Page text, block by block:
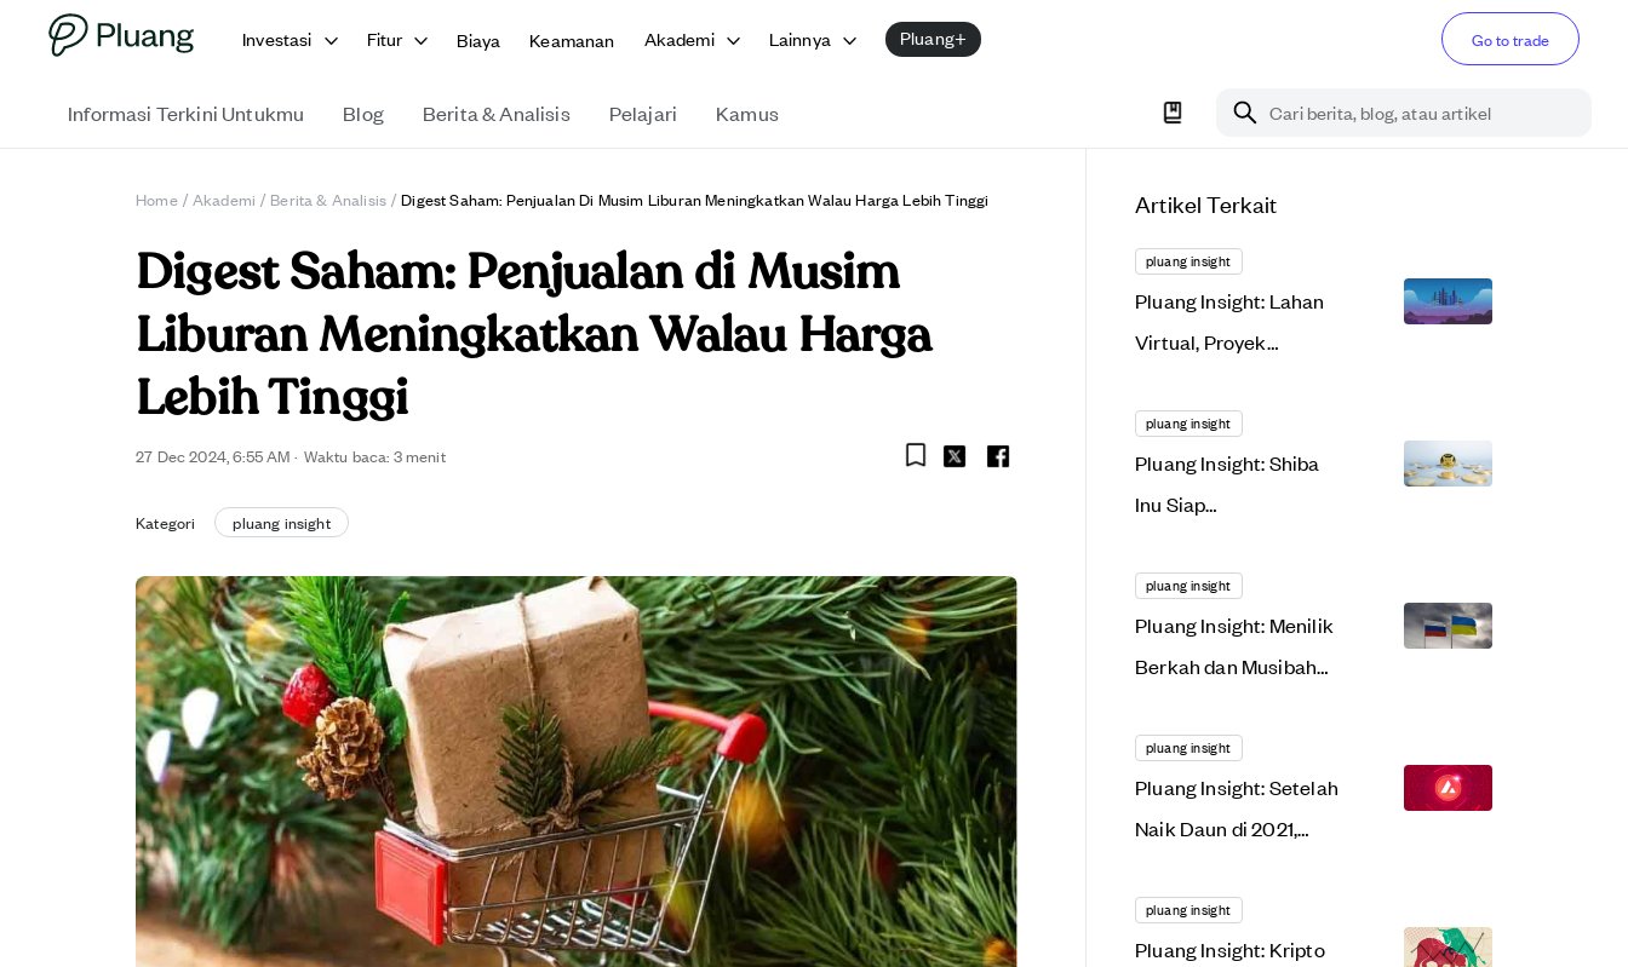
Investasi Fitur Biaya Keamanan Akademi Lainnya Pluang+ Go to trade
Informasi Terkini Untukmu Blog Berita & Analisis Pelajari Kamus Cari berita, blog, atau artikel
Home / Akademi / Berita & Analisis / Digest Saham: Penjualan Di Musim Liburan Meningkatkan Walau Harga Lebih Tinggi
Digest Saham: Penjualan di Musim
Liburan Meningkatkan Walau Harga
Lebih Tinggi
27 Dec 2024, 6:55 AM · Waktu baca: 3 menit
Kategori pluang insight
Artikel Terkait
pluang insight
Pluang Insight: Lahan
Virtual, Proyek
Bakal Gagal Total?
pluang insight
Pluang Insight: Shiba
Inu Siap
Lantang di 2022. Apa
Alasannya?
pluang insight
Pluang Insight: Menilik
Berkah dan Musibah
Ukraina
pluang insight
Pluang Insight: Setelah
Naik Daun di 2021,
Lagi Tahun Ini?
pluang insight
Pluang Insight: Kripto